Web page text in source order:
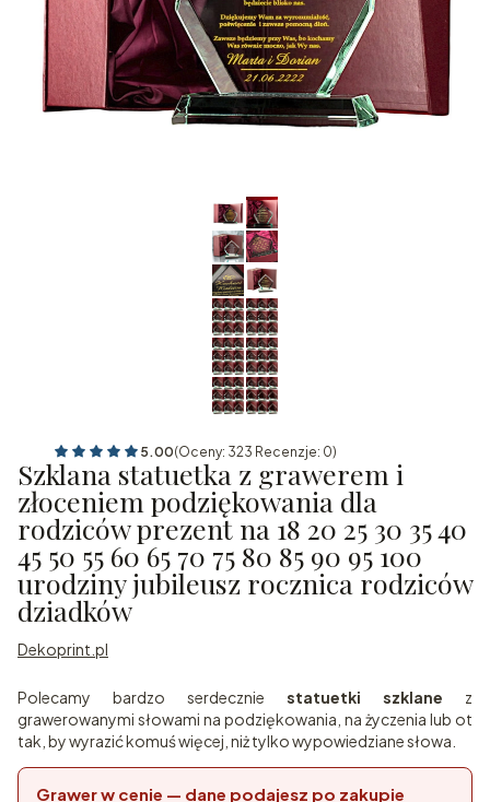
5.00(Oceny: 323 Recenzje: 0)
Szklana statuetka z grawerem i
złoceniem podziękowania dla
rodziców prezent na 18 20 25 30 35 40
45 50 55 60 65 70 75 80 85 90 95 100
urodziny jubileusz rocznica rodziców
dziadków
Dekoprint.pl
Polecamy bardzo serdecznie statuetki szklane z
grawerowanymi słowami na podziękowania, na życzenia lub ot
tak, by wyrazić komuś więcej, niż tylko wypowiedziane słowa.
Grawer w cenie — dane podajesz po zakupie